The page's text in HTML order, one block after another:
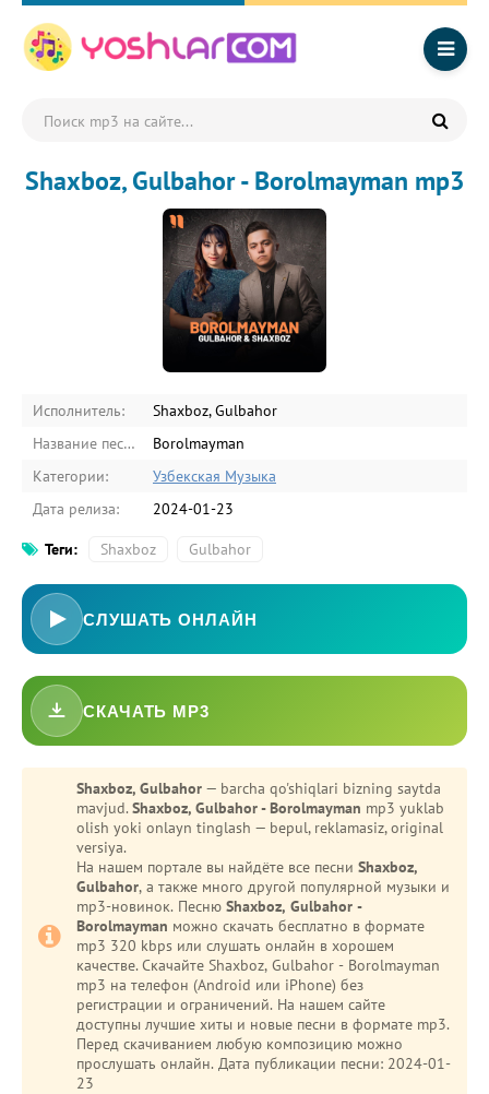
Shaxboz, Gulbahor - Borolmayman mp3
Исполнитель:
Shaxboz, Gulbahor
Название песни:
Borolmayman
Категории:
Узбекская Музыка
Дата релиза:
2024-01-23
Теги: Shaxboz Gulbahor
СЛУШАТЬ ОНЛАЙН
СКАЧАТЬ MP3
Shaxboz, Gulbahor — barcha qo'shiqlari bizning saytda
mavjud. Shaxboz, Gulbahor - Borolmayman mp3 yuklab
olish yoki onlayn tinglash — bepul, reklamasiz, original
versiya.
На нашем портале вы найдёте все песни Shaxboz,
Gulbahor, а также много другой популярной музыки и
mp3-новинок. Песню Shaxboz, Gulbahor -
Borolmayman можно скачать бесплатно в формате
mp3 320 kbps или слушать онлайн в хорошем
качестве. Скачайте Shaxboz, Gulbahor - Borolmayman
mp3 на телефон (Android или iPhone) без
регистрации и ограничений. На нашем сайте
доступны лучшие хиты и новые песни в формате mp3.
Перед скачиванием любую композицию можно
прослушать онлайн. Дата публикации песни: 2024-01-
23